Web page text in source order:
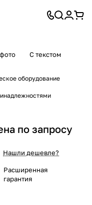
С текстом
оборудование
по запросу
Нашли дешевле?
Расширенная
гарантия